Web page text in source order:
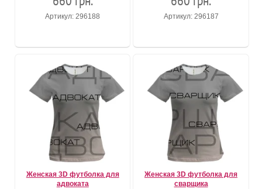
Артикул: 296188 Артикул: 296187
Женская 3D футболка для
адвоката
Женская 3D футболка для
сварщика